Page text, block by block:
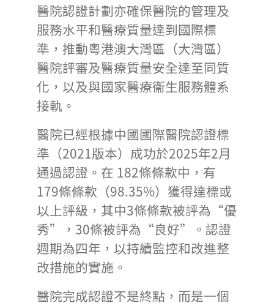
醫院認證計劃亦確保醫院的管理及
服務水平和醫療質量達到國際標
準，推動粵港澳大灣區（大灣區）
醫院評審及醫療質量安全達至同質
化，以及與國家醫療衞生服務體系
接軌。
醫院已經根據中國國際醫院認證標
準（2021版本）成功於2025年2月
通過認證。在 182條條款中，有
179條條款（98.35%）獲得達標或
以上評級，其中3條條款被評為“優
秀”，30條被評為“良好”。認證
週期為四年，以持續監控和改進整
改措施的實施。
醫院完成認證不是終點，而是一個